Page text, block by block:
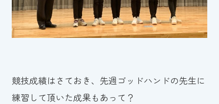
競技成績はさておき、先週ゴッドハンドの先生に
練習して頂いた成果もあって？